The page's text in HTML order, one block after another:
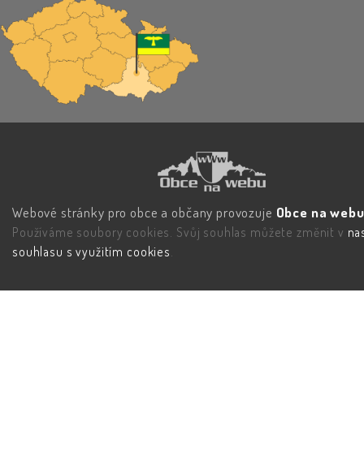
Webové stránky pro obce a občany provozuje Obce na
Používáme soubory cookies. Svůj souhlas můžete změnit v
souhlasu s využitím cookies.